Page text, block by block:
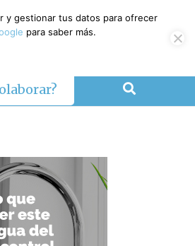
y gestionar tus datos para ofrecer
para saber más.